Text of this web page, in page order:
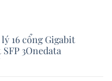
16 cổng Gigabit
3Onedata